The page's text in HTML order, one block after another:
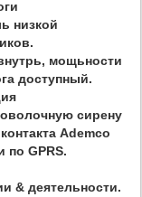
низкой
мощьности
доступный.
сирену
Ademco
GPRS.
& деятельности.